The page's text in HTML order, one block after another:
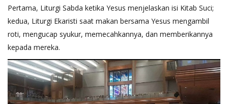
Pertama, Liturgi Sabda ketika Yesus menjelaskan isi Kitab Suci;
kedua, Liturgi Ekaristi saat makan bersama Yesus mengambil
roti, mengucap syukur, memecahkannya, dan memberikannya
kepada mereka.